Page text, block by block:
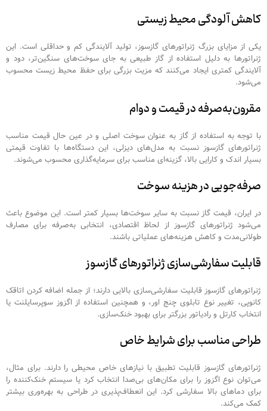
کاهش آلودگی محیط زیستی
یکی از مزایای بزرگ ژنراتورهای گازسوز، تولید آلایندگی کم و حداقلی است. این
ژنراتورها به دلیل استفاده از گاز طبیعی به جای سوخت‌های سنگین‌تر، دود و
آلایندگی کمتری ایجاد می‌کنند که مزیت بزرگی برای حفظ محیط زیست محسوب
می‌شود.
مقرون‌به‌صرفه در قیمت و دوام
با توجه به استفاده از گاز به عنوان سوخت اصلی و در عین حال قیمت مناسب
ژنراتورهای گازسوز نسبت به مدل‌های دیزلی، این دستگاه‌ها با تفاوت قیمتی
بسیار اندک و کارایی بالا، گزینه‌ای مناسب برای سرمایه‌گذاری محسوب می‌شوند.
صرفه‌جویی در هزینه سوخت
در ایران، قیمت گاز نسبت به سایر سوخت‌ها بسیار کمتر است. این موضوع باعث
می‌شود ژنراتورهای گازسوز از لحاظ اقتصادی، انتخابی به‌صرفه برای مصارف
طولانی‌مدت و کاهش هزینه‌های عملیاتی باشند.
قابلیت سفارشی‌سازی ژنراتورهای گازسوز
ژنراتورهای گازسوز قابلیت سفارشی‌سازی بالایی دارند؛ از جمله اضافه کردن اتاقک
کانوپی، تغییر نوع تابلوی چنج اور، و همچنین استفاده از اگزوز سوپرسایلنت یا
انتخاب کارتل و رادیاتور بزرگتر برای بهبود خنک‌سازی.
طراحی مناسب برای شرایط خاص
ژنراتورهای گازسوز قابلیت تطبیق با نیازهای خاص محیطی را دارند. برای مثال،
می‌توان نوع اگزوز را برای مکان‌های بی‌صدا انتخاب کرد یا سیستم خنک‌کننده را
برای دماهای بالا سفارشی کرد. این انعطاف‌پذیری در طراحی به بهره‌وری بیشتر
کمک می‌کند.